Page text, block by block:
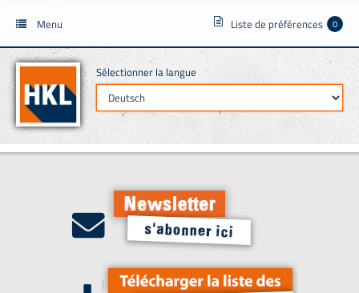
Sélectionner la langue
Menu Liste de préférences 0